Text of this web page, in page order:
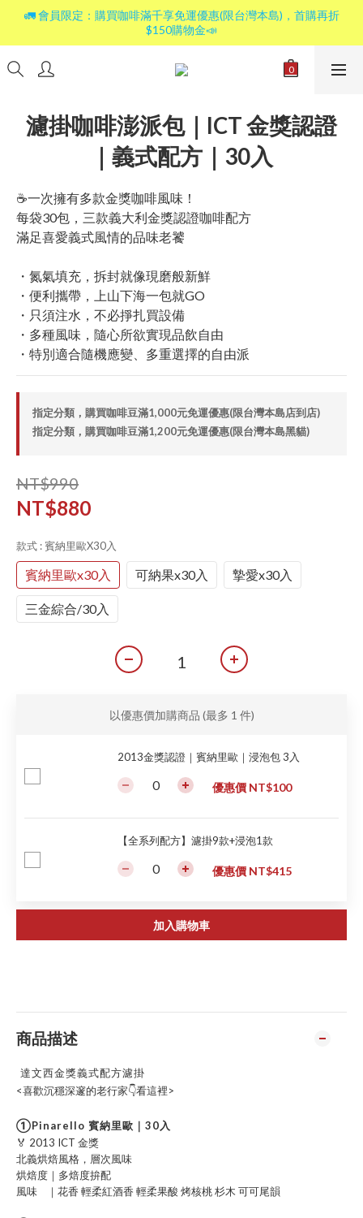
🚛 會員限定：購買咖啡滿千享免運優惠(限台灣本島)，首購再折
$150購物金📣
濾掛咖啡澎派包｜ICT 金獎認證
｜義式配方｜30入
☕一次擁有多款金獎咖啡風味！
每袋30包，三款義大利金獎認證咖啡配方
滿足喜愛義式風情的品味老饕
・氮氣填充，拆封就像現磨般新鮮
・便利攜帶，上山下海一包就GO
・只須注水，不必掙扎買設備
・多種風味，隨心所欲實現品飲自由
・特別適合隨機應變、多重選擇的自由派
指定分類，購買咖啡豆滿1,000元免運優惠(限台灣本島店到店)
指定分類，購買咖啡豆滿1,200元免運優惠(限台灣本島黑貓)
NT$990
NT$880
款式 : 賓納里歐x30入
賓納里歐x30入 可納果x30入 摯愛x30入
三金綜合/30入
以優惠價加購商品 (最多 1 件)
2013金獎認證｜賓納里歐｜浸泡包 3入
優惠價 NT$100
【全系列配方】濾掛9款+浸泡1款
優惠價 NT$415
加入購物車
商品描述
達文西金獎義式配方濾掛
<喜歡沉穩深邃的老行家👇看這裡>
①Pinarello 賓納里歐｜30入
🏅 2013 ICT 金獎
北義烘焙風格，層次風味
烘焙度｜多焙度拚配
風味 ｜花香 輕柔紅酒香 輕柔果酸 烤核桃 杉木 可可尾韻